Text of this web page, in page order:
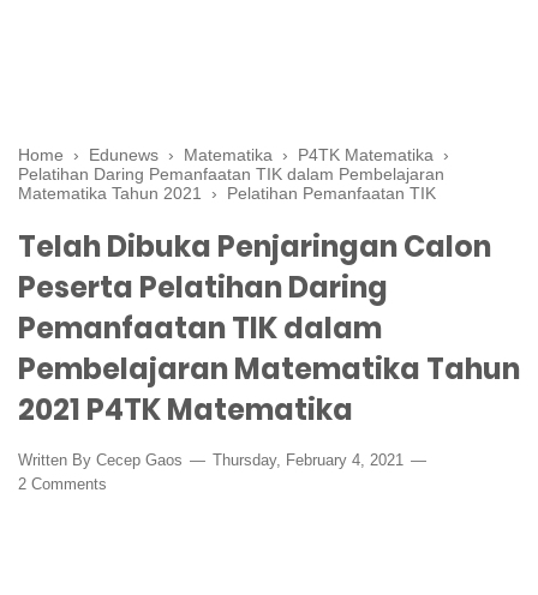
Home › Edunews › Matematika › P4TK Matematika
›
Pelatihan Daring Pemanfaatan TIK dalam Pembelajaran
Matematika Tahun 2021
› Pelatihan Pemanfaatan TIK
Telah Dibuka Penjaringan Calon
Peserta Pelatihan Daring
Pemanfaatan TIK dalam
Pembelajaran Matematika Tahun
2021 P4TK Matematika
Written By Cecep Gaos
Thursday, February 4, 2021
2 Comments